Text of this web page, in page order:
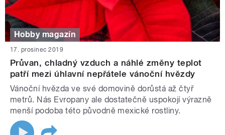
Hobby magazín
17. prosinec 2019
Průvan, chladný vzduch a náhlé změny teplot
patří mezi úhlavní nepřátele vánoční hvězdy
Vánoční hvězda ve své domovině dorůstá až čtyř
metrů. Nás Evropany ale dostatečně uspokojí výrazně
menší podoba této původně mexické rostliny.